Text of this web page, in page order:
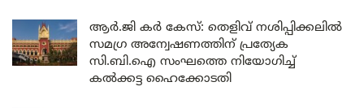
ആർ.ജി കർ കേസ്: തെളിവ് നശിപ്പിക്കലിൽ
സമഗ്ര അന്വേഷണത്തിന് പ്രത്യേക
സി.ബി.ഐ സംഘത്തെ നിയോഗിച്ച്
കൽക്കട്ട ഹൈക്കോടതി